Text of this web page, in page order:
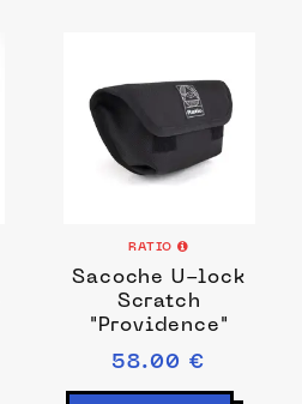
RATIO
Sacoche U-lock
Scratch
"Providence"
58.00 €